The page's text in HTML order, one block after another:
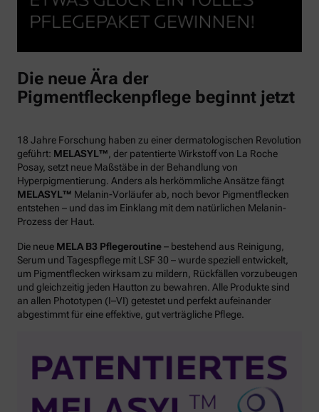
Die neue Ära der
Pigmentfleckenpflege beginnt jetzt
18 Jahre Forschung haben zu einer dermatologischen Revolution
geführt: MELASYL™ , der patentierte Wirkstoff von La Roche
Posay, setzt neue Maßstäbe in der Behandlung von
Hyperpigmentierung. Anders als herkömmliche Ansätze fängt
MELASYL™ Melanin-Vorläufer ab, noch bevor Pigmentflecken
entstehen – und das im Einklang mit dem natürlichen Melanin-
Prozess der Haut.
Die neue MELA B3 Pflegeroutine– bestehend aus Reinigung,
Serum und Tagespflege mit LSF 30 – wurde speziell entwickelt,
um Pigmentflecken wirksam zu mildern, Rückfällen vorzubeugen
und gleichzeitig jeden Hautton zu bewahren. Alle Produkte sind
an allen Phototypen (I–VI) getestet und perfekt aufeinander
abgestimmt für eine effektive, gut verträgliche Pflege.